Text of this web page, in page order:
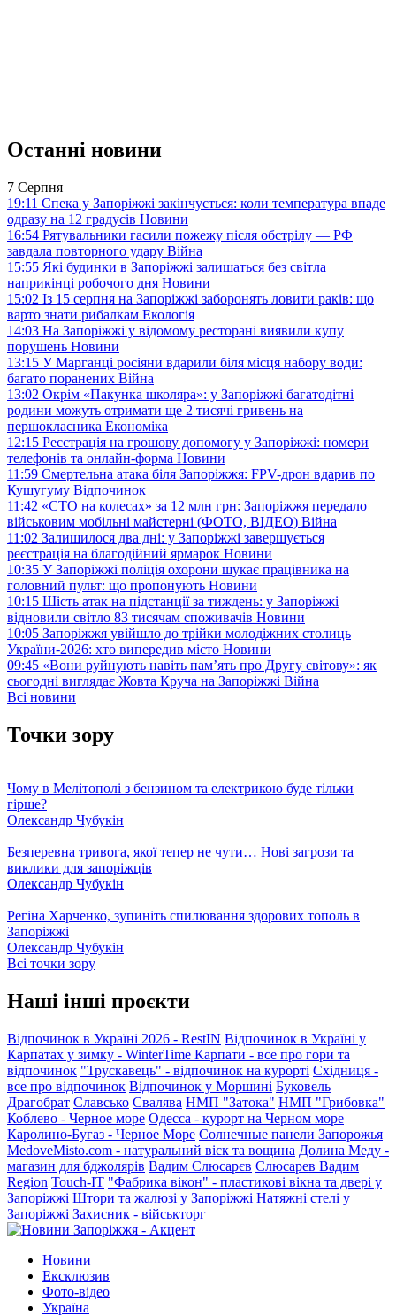
Останні новини
7 Серпня
19:11 Спека у Запоріжжі закінчується: коли температура впаде
одразу на 12 градусів Новини
16:54 Рятувальники гасили пожежу після обстрілу — РФ
завдала повторного удару Війна
15:55 Які будинки в Запоріжжі залишаться без світла
наприкінці робочого дня Новини
15:02 Із 15 серпня на Запоріжжі заборонять ловити раків: що
варто знати рибалкам Екологія
14:03 На Запоріжжі у відомому ресторані виявили купу
порушень Новини
13:15 У Марганці росіяни вдарили біля місця набору води:
багато поранених Війна
13:02 Окрім «Пакунка школяра»: у Запоріжжі багатодітні
родини можуть отримати ще 2 тисячі гривень на
першокласника Економіка
12:15 Реєстрація на грошову допомогу у Запоріжжі: номери
телефонів та онлайн-форма Новини
11:59 Смертельна атака біля Запоріжжя: FPV-дрон вдарив по
Кушугуму Відпочинок
11:42 «СТО на колесах» за 12 млн грн: Запоріжжя передало
військовим мобільні майстерні (ФОТО, ВІДЕО) Війна
11:02 Залишилося два дні: у Запоріжжі завершується
реєстрація на благодійний ярмарок Новини
10:35 У Запоріжжі поліція охорони шукає працівника на
головний пульт: що пропонують Новини
10:15 Шість атак на підстанції за тиждень: у Запоріжжі
відновили світло 83 тисячам споживачів Новини
10:05 Запоріжжя увійшло до трійки молодіжних столиць
України-2026: хто випередив місто Новини
09:45 «Вони руйнують навіть пам’ять про Другу світову»: як
сьогодні виглядає Жовта Круча на Запоріжжі Війна
Всі новини
Точки зору
Чому в Мелітополі з бензином та електрикою буде тільки
гірше?
Олександр Чубукін
Безперевна тривога, якої тепер не чути… Нові загрози та
виклики для запоріжців
Олександр Чубукін
Регіна Харченко, зупиніть спилювання здорових тополь в
Запоріжжі
Олександр Чубукін
Всі точки зору
Наші інші проєкти
Відпочинок в Україні 2026 - RestIN Відпочинок в Україні у
Карпатах у зимку - WinterTime Карпати - все про гори та
відпочинок "Трускавець" - відпочинок на курорті Східниця -
все про відпочинок Відпочинок у Моршині Буковель
Драгобрат Славсько Свалява НМП "Затока" НМП "Грибовка"
Коблево - Черное море Одесса - курорт на Черном море
Каролино-Бугаз - Черное Море Солнечные панели Запорожья
MedoveMisto.com - натуральний віск та вощина Долина Меду -
магазин для бджолярів Вадим Слюсарєв Слюсарев Вадим
Region Touch-IT "Фабрика вікон" - пластикові вікна та двері у
Запоріжжі Штори та жалюзі у Запоріжжі Натяжні стелі у
Запоріжжі Захисник - військторг
Новини
Ексклюзив
Фото-відео
Україна